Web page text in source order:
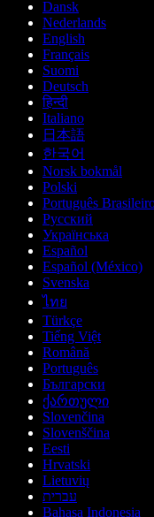
Dansk
Nederlands
English
Français
Suomi
Deutsch
हिन्दी
Italiano
日本語
한국어
Norsk bokmål
Polski
Português
Русский
Українська
Español
Español (México)
Svenska
ไทย
Türkçe
Tiếng Việt
Română
Português
Български
ქართული
Slovenčina
Slovenščina
Eesti
Hrvatski
Lietuvių
עברית
Bahasa Indonesia